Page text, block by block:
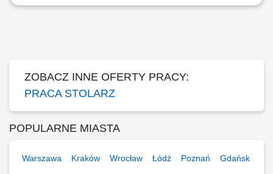
Zakres obowiązków: Prefabrykacja i montaż zabudowy meblowej oraz
ZOBACZ INNE OFERTY PRACY:
PRACA STOLARZ
POPULARNE MIASTA
Warszawa Kraków Wrocław Łódź Poznań Gdańsk